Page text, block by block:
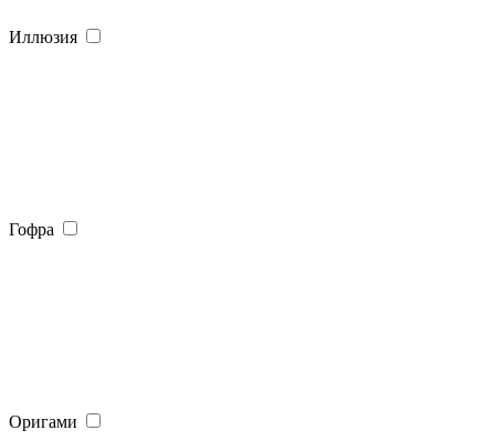
Иллюзия
Гофра
Оригами